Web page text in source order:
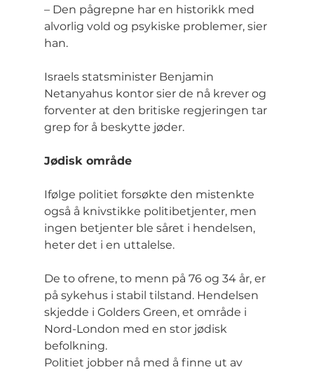
– Den pågrepne har en historikk med
alvorlig vold og psykiske problemer, sier
han.
Israels statsminister Benjamin
Netanyahus kontor sier de nå krever og
forventer at den britiske regjeringen tar
grep for å beskytte jøder.
Jødisk område
Ifølge politiet forsøkte den mistenkte
også å knivstikke politibetjenter, men
ingen betjenter ble såret i hendelsen,
heter det i en uttalelse.
De to ofrene, to menn på 76 og 34 år, er
på sykehus i stabil tilstand. Hendelsen
skjedde i Golders Green, et område i
Nord-London med en stor jødisk
befolkning.
Politiet jobber nå med å finne ut av